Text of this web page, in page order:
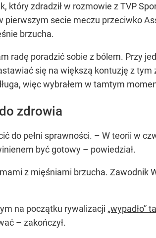
który zdradził w rozmowie z TVP
secie meczu przeciwko
brzucha.
radę poradzić sobie z bólem. Przy
się na większą kontuzję z
więc wybrałem w tamtym
zdrowia
do pełni sprawności. – W teorii w
być gotowy – powiedział.
z mięśniami brzucha. Zawodnik
na początku rywalizacji „wypadło”
– zakończył.